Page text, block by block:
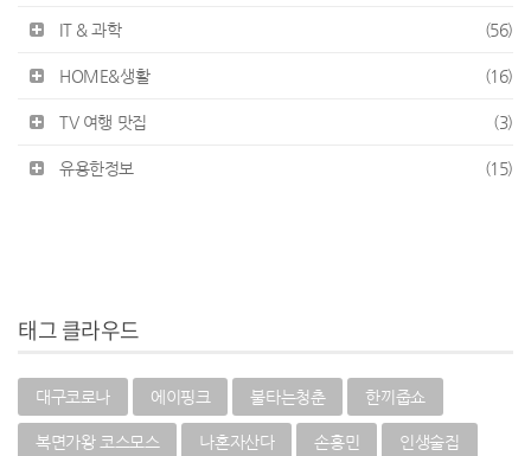
IT & 과학 (56)
HOME&생활 (16)
TV 여행 맛집 (3)
유용한정보 (15)
태그 클라우드
대구코로나 에이핑크 불타는청춘 한끼줍쇼
복면가왕 코스모스 나혼자산다 손흥민 인생술집